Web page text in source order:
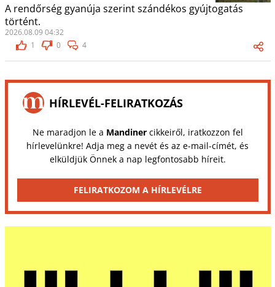
A rendőrség gyanúja szerint szándékos gyújtogatás
történt.
2026.08.09 04:32
1
0 4
HÍRLEVÉL-FELIRATKOZÁS
Ne maradjon le a Mandinercikkeiről, iratkozzon fel
hírlevelünkre! Adja meg a nevét és az e-mail-címét, és
elküldjük Önnek a nap legfontosabb híreit.
FELIRATKOZOM A HÍRLEVÉLRE